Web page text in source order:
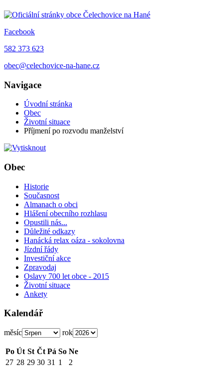
Facebook
582 373 623
obec@celechovice-na-hane.cz
Navigace
Úvodní stránka
Obec
Životní situace
Příjmení po rozvodu manželství
Obec
Historie
Současnost
Almanach o obci
Hlášení obecního rozhlasu
Opustili nás...
Důležité odkazy
Hanácká relax oáza - sokolovna
Jízdní řády
Investiční akce
Zpravodaj
Oslavy 700 let obce - 2015
Životní situace
Ankety
Kalendář
měsíc rok
Po Út St Čt Pá So Ne
27 28 29 30 31 1
2